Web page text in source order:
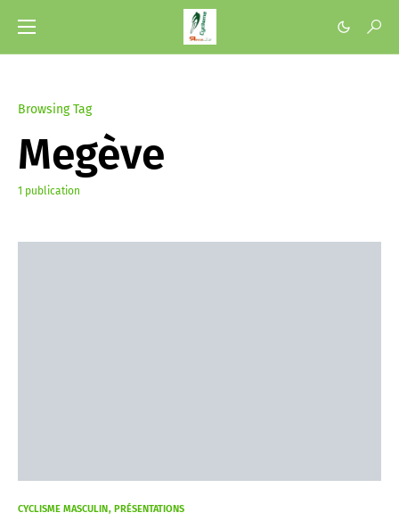
Browsing Tag
Megève
1 publication
CYCLISME MASCULIN PRÉSENTATIONS